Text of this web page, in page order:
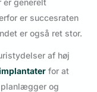
generelt
er succesraten
er også ret stor.
af høj
for at
og